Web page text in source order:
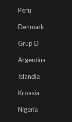
Peru
Denmark
Grup D
Argentina
Islandia
Kroasia
Nigeria